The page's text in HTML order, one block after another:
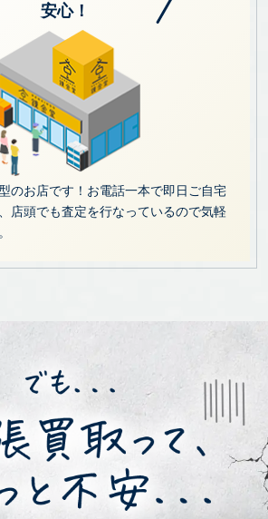
安心！
のお店です！お電話一本で即日ご自宅
店頭でも査定を行なっているので気軽